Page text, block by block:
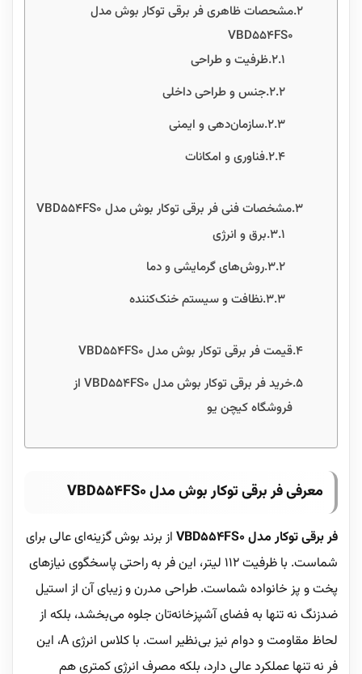
مشحصات ظاهری فر برقی توکار بوش مدل
VBD554FS0
ظرفیت و طراحی
جنس و طراحی داخلی
سازمان‌دهی و ایمنی
فناوری و امکانات
مشخصات فنی فر برقی توکار بوش مدل VBD554FS0
برق و انرژی
روش‌های گرمایشی و دما
نظافت و سیستم خنک‌کننده
قیمت فر برقی توکار بوش مدل VBD554FS0
خرید فر برقی توکار بوش مدل VBD554FS0 از
فروشگاه کیچن یو
معرفی فر برقی توکار بوش مدل VBD554FS0
فر برقی توکار مدل VBD554FS0
از برند بوش گزینه‌ای عالی برای
شماست. با ظرفیت 112 لیتر، این فر به راحتی پاسخگوی نیازهای
پخت و پز خانواده شماست. طراحی مدرن و زیبای آن از استیل
ضدزنگ نه تنها به فضای آشپزخانه‌تان جلوه می‌بخشد، بلکه از
لحاظ مقاومت و دوام نیز بی‌نظیر است. با کلاس انرژی A، این
فر نه تنها عملکرد عالی دارد، بلکه مصرف انرژی کمتری هم